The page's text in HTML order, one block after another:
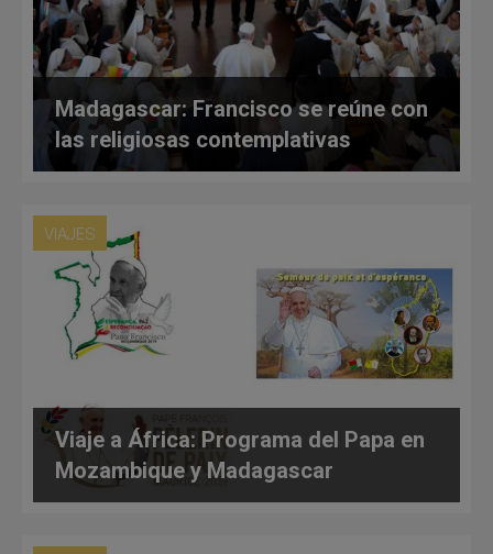
Madagascar: Francisco se reúne con
las religiosas contemplativas
VIAJES
Viaje a África: Programa del Papa en
Mozambique y Madagascar